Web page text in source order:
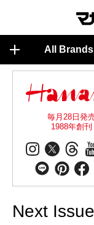
All Brands
毎月28日発
1988年創刊
Next